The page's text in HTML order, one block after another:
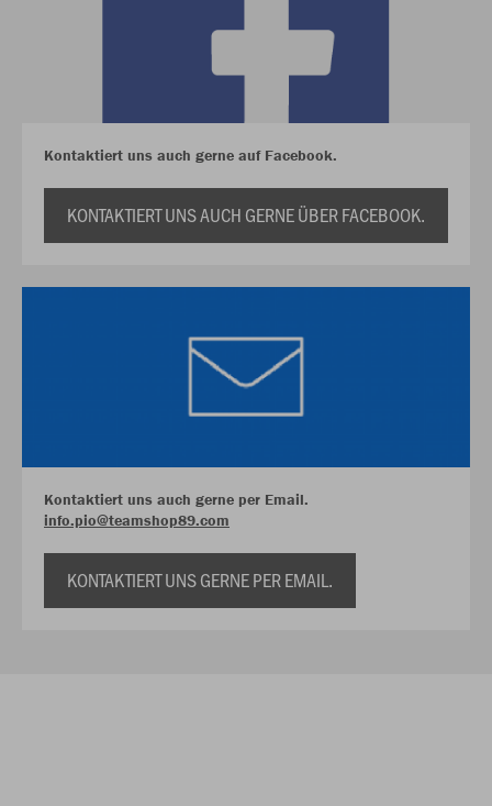
Kontaktiert uns auch gerne auf Facebook.
KONTAKTIERT UNS AUCH GERNE ÜBER FACEBOOK.
Kontaktiert uns auch gerne per Email.
info.pio@teamshop89.com
KONTAKTIERT UNS GERNE PER EMAIL.